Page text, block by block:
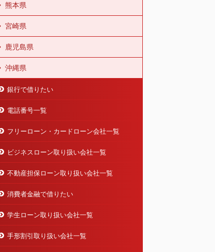
熊本県
宮崎県
鹿児島県
沖縄県
銀行で借りたい
電話番号一覧
フリーローン・カードローン会社一覧
ビジネスローン取り扱い会社一覧
不動産担保ローン取り扱い会社一覧
消費者金融で借りたい
学生ローン取り扱い会社一覧
手形割引取り扱い会社一覧